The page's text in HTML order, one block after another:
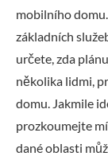
mobilního
základních
určete, zda
několika lidmi,
domu. Jakmile
prozkoumejte
dané oblasti